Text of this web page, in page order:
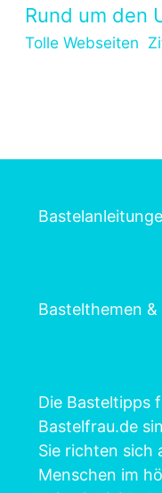
Rund um den
Tolle Webseiten
Bastelthemen
Die Basteltipps
Bastelfrau.de
Sie richten sich
Menschen im